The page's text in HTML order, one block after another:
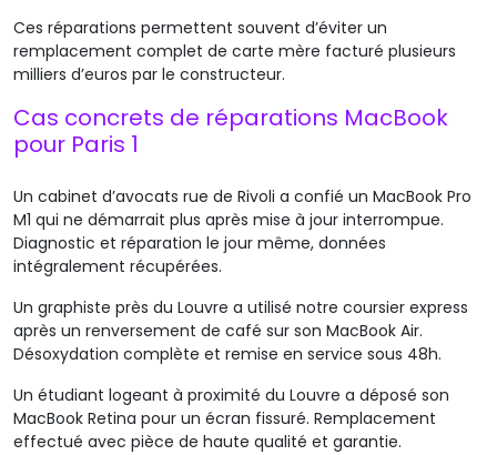
Ces réparations permettent souvent d’éviter un
remplacement complet de carte mère facturé plusieurs
milliers d’euros par le constructeur.
Cas concrets de réparations MacBook
pour Paris 1
Un cabinet d’avocats rue de Rivoli a confié un MacBook Pro
M1 qui ne démarrait plus après mise à jour interrompue.
Diagnostic et réparation le jour même, données
intégralement récupérées.
Un graphiste près du Louvre a utilisé notre coursier express
après un renversement de café sur son MacBook Air.
Désoxydation complète et remise en service sous 48h.
Un étudiant logeant à proximité du Louvre a déposé son
MacBook Retina pour un écran fissuré. Remplacement
effectué avec pièce de haute qualité et garantie.